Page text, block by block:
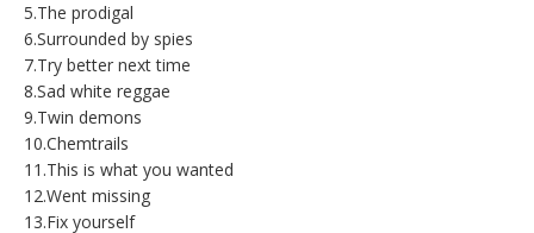
5.The prodigal
6.Surrounded by spies
7.Try better next time
8.Sad white reggae
9.Twin demons
10.Chemtrails
11.This is what you wanted
12.Went missing
13.Fix yourself